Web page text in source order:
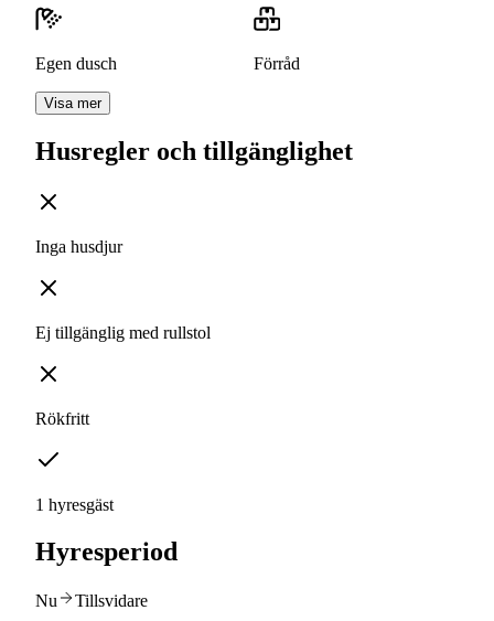
Egen dusch Förråd
Visa mer
Husregler och tillgänglighet
Inga husdjur
Ej tillgänglig med rullstol
Rökfritt
1 hyresgäst
Hyresperiod
Nu Tillsvidare